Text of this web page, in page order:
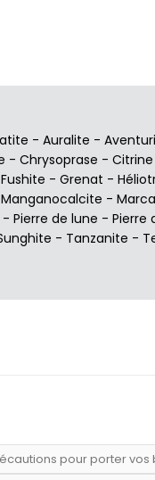
- Auralite -
- Chrysoprase - Citrine
Fushite - Grenat -
Manganocalcite -
- Pierre de lune - Pierre
- Tanzanite -
pour porter vos